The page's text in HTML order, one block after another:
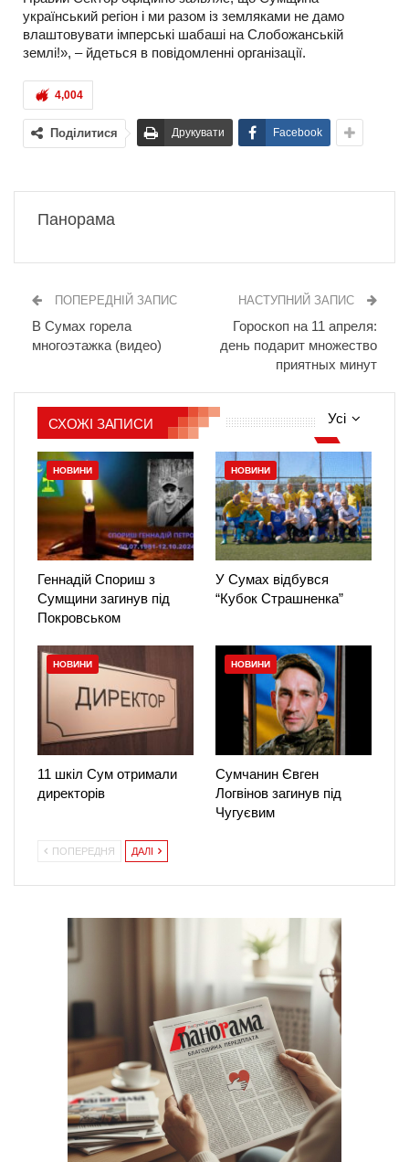
український регіон і ми разом із земляками не дамо
влаштовувати імперські шабаші на Слобожанській
землі!», – йдеться в повідомленні організації.
4,004
Поділитися Друкувати Facebook
Панорама
ПОПЕРЕДНІЙ ЗАПИС
В Сумах горела
многоэтажка (видео)
НАСТУПНИЙ ЗАПИС
Гороскоп на 11 апреля:
день подарит множество
приятных минут
Усі
СХОЖІ ЗАПИСИ
НОВИНИ
Геннадій Спориш з
Сумщини загинув під
Покровськом
НОВИНИ
У Сумах відбувся
“Кубок Страшненка”
НОВИНИ
11 шкіл Сум отримали
директорів
НОВИНИ
Сумчанин Євген
Логвінов загинув під
Чугуєвим
ПОПЕРЕДНЯ ДАЛІ